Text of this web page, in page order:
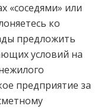
«соседями» или
ко
предложить
условий на
предприятие за